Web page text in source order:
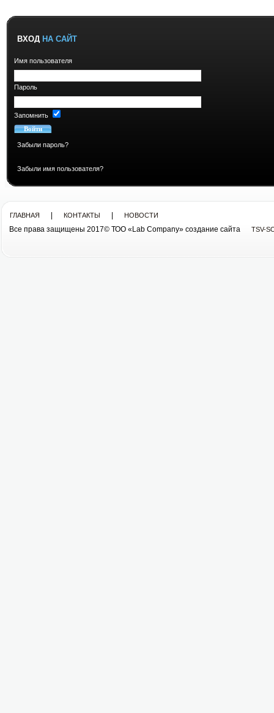
ВХОД НА САЙТ
Имя пользователя
Пароль
Запомнить
Забыли пароль?
Забыли имя пользователя?
ГЛАВНАЯ КОНТАКТЫ НОВОСТИ
Все права защищены 2017© ТОО «Lab Company» cоздание сайта TSV-